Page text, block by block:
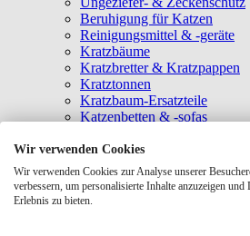
Beruhigung für Katzen
Reinigungsmittel & -geräte
Kratzbäume
Kratzbretter & Kratzpappen
Kratztonnen
Kratzbaum-Ersatzteile
Katzenbetten & -sofas
Katzenhäuser
Hängematten &
Katzendecken & -matten
Baldrian- & Catnipspielzeug
Wir verwenden Cookies
Wir verwenden Cookies zur Analyse unserer
verbessern, um personalisierte Inhalte anzuzeigen
Erlebnis zu bieten.